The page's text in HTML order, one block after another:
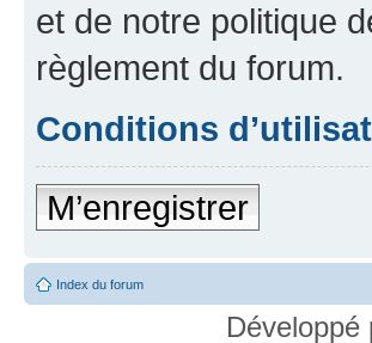
et de notre politique
règlement du forum.
Conditions
M’enregistrer
Index du forum
Développé